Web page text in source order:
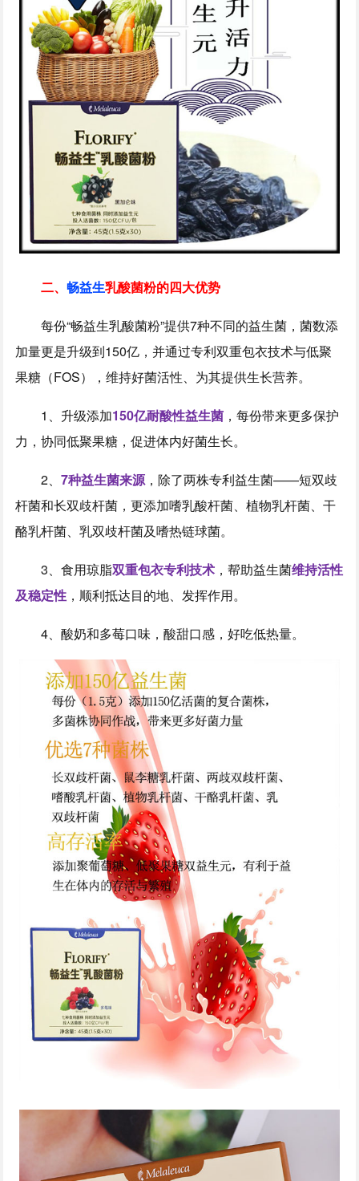
二、畅益生乳酸菌粉的四大优势
每份“畅益生乳酸菌粉”提供7种不同的益生菌，菌数添
加量更是升级到150亿，并通过专利双重包衣技术与低聚
果糖（FOS），维持好菌活性、为其提供生长营养。
1、升级添加150亿耐酸性益生菌 ，每份带来更多保护
力，协同低聚果糖，促进体内好菌生长。
2、7种益生菌来源，除了两株专利益生菌——短双歧
杆菌和长双歧杆菌，更添加嗜乳酸杆菌、植物乳杆菌、干
酪乳杆菌、乳双歧杆菌及嗜热链球菌。
3、食用琼脂双重包衣专利技术 ，帮助益生菌维持活性
及稳定性 ，顺利抵达目的地、发挥作用。
4、酸奶和多莓口味，酸甜口感，好吃低热量。